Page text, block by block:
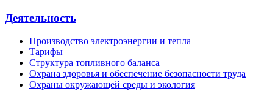
Деятельность
Производство электроэнергии и тепла
Тарифы
Структура топливного баланса
Охрана здоровья и обеспечение безопасности труда
Охраны окружающей среды и экология